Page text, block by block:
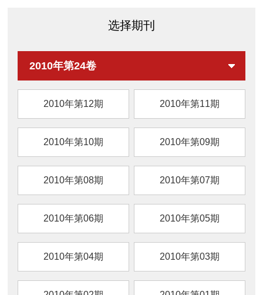
商规模等）；综合阐述生鲜猪肉保鲜技术（包
术）研究进展，旨在为生鲜猪肉现代化加工及
选择期刊
2010年第24卷
2010年第12期 2010年第11期
2010年第10期 2010年第09期
2010年第08期 2010年第07期
2010年第06期 2010年第05期
2010年第04期 2010年第03期